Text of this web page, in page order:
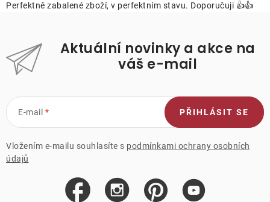
Perfektně zabalené zboží, v perfektním stavu. Doporučuji 👍👍
Aktuální novinky a akce na
váš e-mail
E-mail
Vložením e-mailu souhlasíte s podmínkami ochrany osobních
údajů
PŘIHLÁSIT SE